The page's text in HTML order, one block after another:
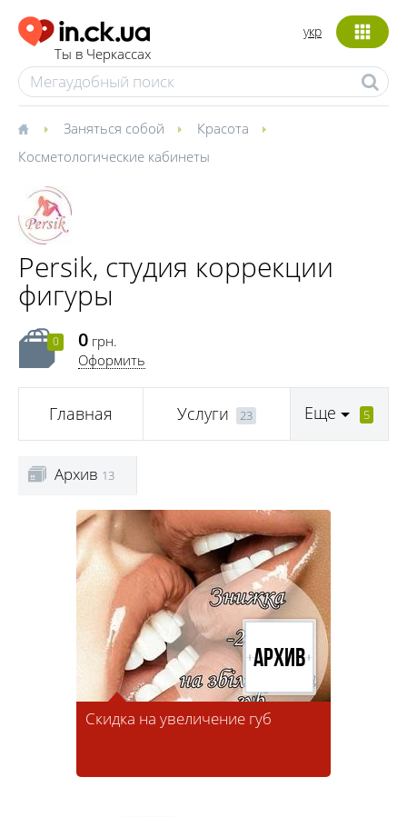
Ты в Черкассах
укр
Заняться собой
Красота
Косметологические кабинеты
Persik, студия коррекции
фигуры
0 0 грн.
Оформить
Главная Услуги 23 Еще 5
Архив 13
Скидка на увеличение губ
Архив